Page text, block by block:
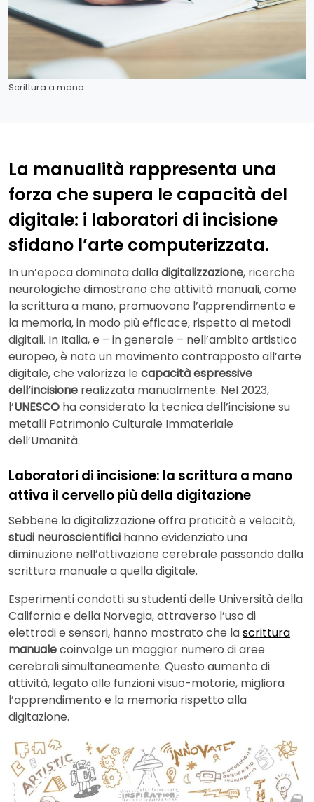
Scrittura a mano
La manualità rappresenta una
forza che supera le capacità del
digitale: i laboratori di incisione
sfidano l’arte computerizzata.
In un’epoca dominata dalladigitalizzazione, ricerche
neurologiche dimostrano che attività manuali, come
la scrittura a mano, promuovono l’apprendimento e
la memoria, in modo più efficace, rispetto ai metodi
digitali. In Italia, e – in generale – nell’ambito artistico
europeo, è nato un movimento contrapposto all’arte
digitale, che valorizza le capacità espressive
dell’incisione realizzata manualmente. Nel 2023,
l’UNESCO ha considerato la tecnica dell’incisione su
metalli Patrimonio Culturale Immateriale
dell’Umanità.
Laboratori di incisione: la scrittura a mano
attiva il cervello più della digitazione
Sebbene la digitalizzazione offra praticità e velocità,
studi neuroscientifici hanno evidenziato una
diminuzione nell’attivazione cerebrale passando dalla
scrittura manuale a quella digitale.
Esperimenti condotti su studenti delle Università della
California e della Norvegia, attraverso l’uso di
elettrodi e sensori, hanno mostrato che lascrittura
manualecoinvolge un maggior numero di aree
cerebrali simultaneamente. Questo aumento di
attività, legato alle funzioni visuo-motorie, migliora
l’apprendimento e la memoria rispetto alla
digitazione.